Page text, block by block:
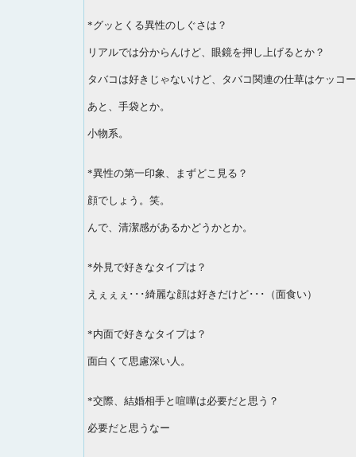
*グッとくる異性のしぐさは？
リアルでは分からんけど、眼鏡を押し上げるとか？
タバコは好きじゃないけど、タバコ関連の仕草はケッコ
あと、手袋とか。
小物系。
*異性の第一印象、まずどこ見る？
顔でしょう。笑。
んで、清潔感があるかどうかとか。
*外見で好きなタイプは？
えぇぇぇ･･･綺麗な顔は好きだけど･･･（面食い）
*内面で好きなタイプは？
面白くて思慮深い人。
*交際、結婚相手と喧嘩は必要だと思う？
必要だと思うなー